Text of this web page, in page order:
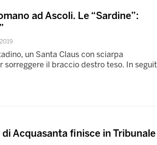
ad Ascoli. Le “Sardine”:
un Santa Claus con sciarpa
sorreggere il braccio destro teso. In
di Acquasanta finisce in Tribunale